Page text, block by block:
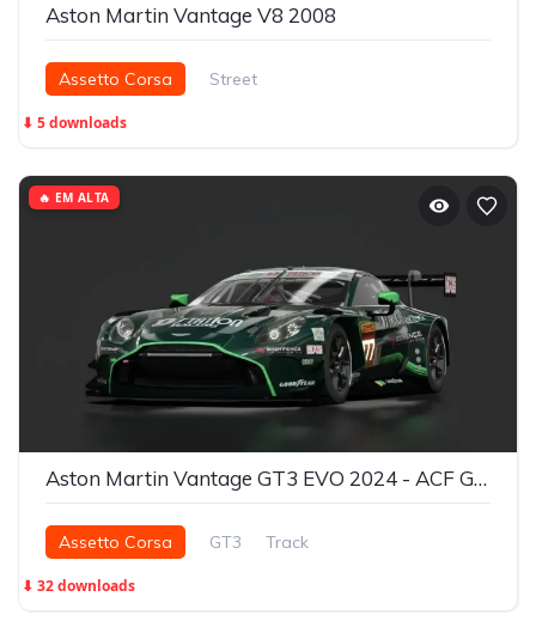
Aston Martin Vantage V8 2008
Assetto Corsa Street
⬇ 5 downloads
Aston Martin Vantage GT3 EVO 2024 - ACF GT3
Assetto Corsa GT3 Track
⬇ 32 downloads
🔥 EM ALTA